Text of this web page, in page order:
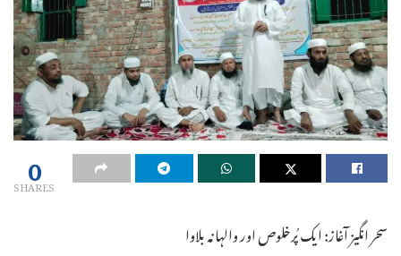
0
SHARES
سحر انگیز آغاز: ایک پُرخلوص اور والہانہ بلاوا